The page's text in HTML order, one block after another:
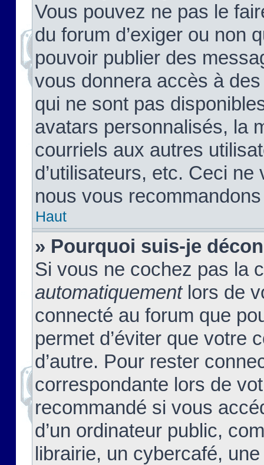
Vous pouvez ne pas le
du forum d’exiger ou non
pouvoir publier des
vous donnera accès à
qui ne sont pas
avatars personnalisés, la
courriels aux autres
d’utilisateurs, etc. Ceci
nous vous
Haut
» Pourquoi suis-je
Si vous ne cochez pas la
automatiquementlors de
connecté au forum que
permet d’éviter que votre
d’autre. Pour rester
correspondante lors de
recommandé si vous
d’un ordinateur public,
librairie, un cybercafé,